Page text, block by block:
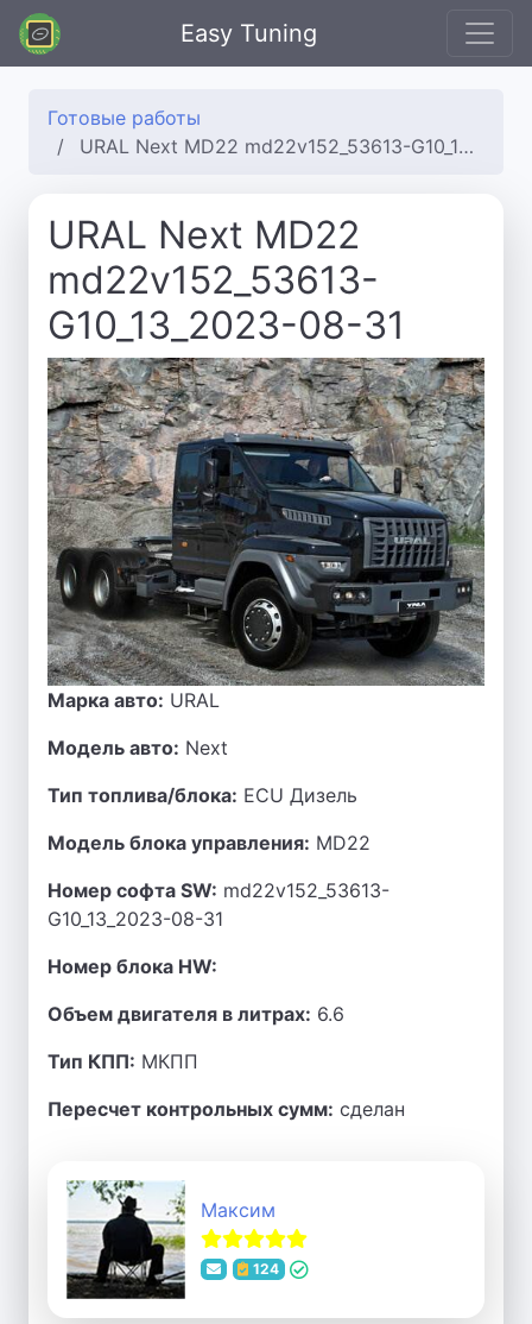
Easy Tuning
Готовые работы
URAL Next MD22 md22v152_53613-G10_13_2023-08-31
URAL Next MD22
md22v152_53613-
G10_13_2023-08-31
Марка авто: URAL
Модель авто: Next
Тип топлива/блока: ECU Дизель
Модель блока управления: MD22
Номер софта SW: md22v152_53613-
G10_13_2023-08-31
Номер блока HW:
Объем двигателя в литрах: 6.6
Тип КПП: МКПП
Пересчет контрольных сумм: сделан
Максим
124